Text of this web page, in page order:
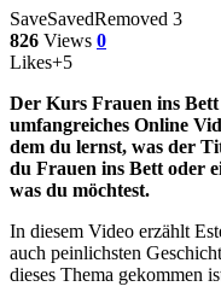
SaveSavedRemoved 3
826 Views 0
Likes+5
Der Kurs Frauen ins
umfangreiches Online
dem du lernst, was der
du Frauen ins Bett oder
was du möchtest.
In diesem Video erzählt
auch peinlichsten
dieses Thema gekommen